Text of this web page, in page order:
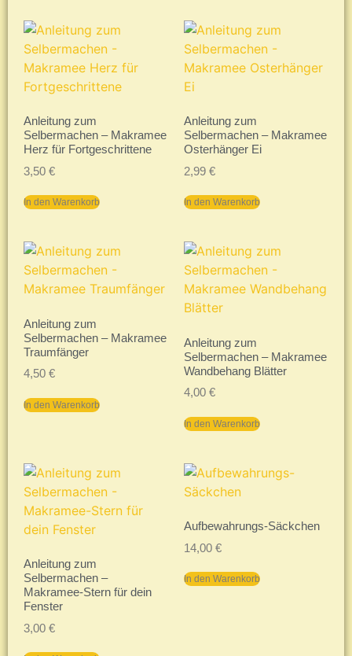
Anleitung zum
Selbermachen – Makramee
Herz für Fortgeschrittene
3,50 €
In den Warenkorb
Anleitung zum
Selbermachen – Makramee
Osterhänger Ei
2,99 €
In den Warenkorb
Anleitung zum
Selbermachen – Makramee
Traumfänger
4,50 €
In den Warenkorb
Anleitung zum
Selbermachen – Makramee
Wandbehang Blätter
4,00 €
In den Warenkorb
Anleitung zum
Selbermachen –
Makramee-Stern für dein
Fenster
3,00 €
Aufbewahrungs-Säckchen
14,00 €
In den Warenkorb